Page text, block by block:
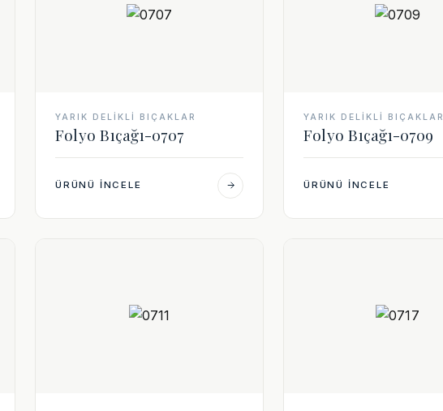
YARIK DELIKLI BIÇAKLAR
Folyo Bıçağı-0707
ÜRÜNÜ İNCELE
YARIK DELIKLI BIÇAKLAR
Folyo Bıçağı-0709
ÜRÜNÜ İNCELE